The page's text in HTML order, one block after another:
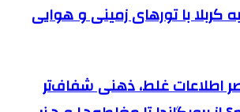
کربلا با تورهای زمینی و هوایی
اطلاعات غلط، ذهنی شفاف‌تر